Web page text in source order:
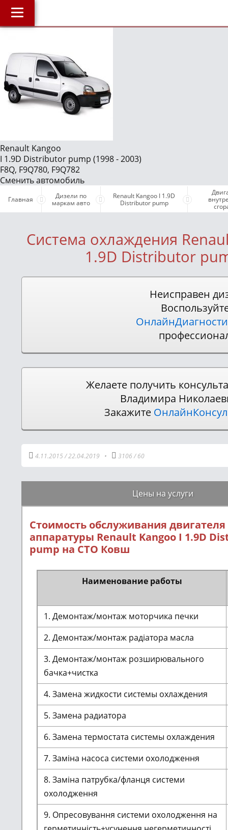
J
О компании
Наши услуги
Магазин
Библиотека
ОнлайнКонсультация по Дизелю
Дизели по маркам авто
Бесплатные объявления
Поддержка проекта и оплата услуг
Renault Kangoo
I 1.9D Distributor pump (1998 - 2003)
F8Q, F9Q780, F9Q782
Сменить автомобиль
Главная
Дизели по
маркам авто
Renault Kangoo I 1.9D
Distributor pump
Система охлаждения
1.9D Distributor
Неисправен
Желаете получить
Владимира
Закажите
4.11.2015 /22.04.2019 • 3106/60
Цены на услуги
Стоимость обслуживания
аппаратуры Renault Kangoo I 1.9D
pump на СТО Ковш
Наименование работы
1. Демонтаж/монтаж моторчика печки
2. Демонтаж/монтаж радіатора масла
3. Демонтаж/монтаж розширювального
бачка+чистка
4. Замена жидкости системы охлаждения
5. Замена радиатора
6. Замена термостата системы охлаждения
7. Заміна насоса системи охолодження
8. Заміна патрубка/фланця системи
охолодження
9. Опресовування системи охолодження на